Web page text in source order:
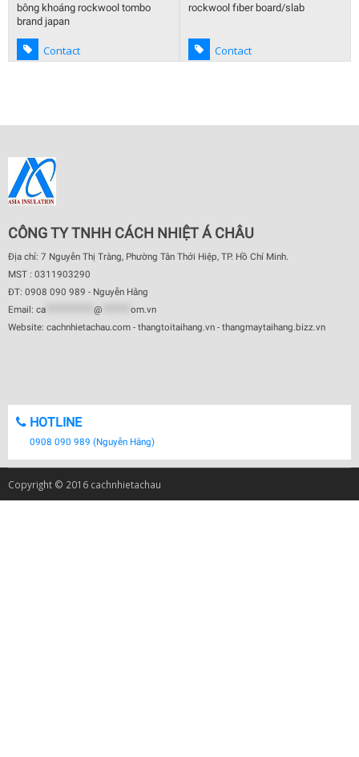
bông khoáng rockwool tombo
brand japan
Contact
rockwool fıber board/slab
Contact
CÔNG TY TNHH CÁCH NHIỆT Á CHÂU
Địa chỉ: 7 Nguyễn Thị Tràng, Phường Tân Thới Hiệp, TP. Hồ Chí Minh.
MST : 0311903290
ĐT: 0908 090 989 - Nguyễn Hằng
Email: ca @
om.vn
Website: cachnhietachau.com - thangtoitaihang.vn - thangmaytaihang.bizz.vn
HOTLINE
0908 090 989 (Nguyễn Hằng)
Copyright © 2016 cachnhietachau